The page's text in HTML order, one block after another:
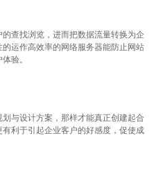
查找浏览，进而把数据流量转换为企
运作高效率的网络服务器能防止网站
验。
与设计方案，那样才能真正创建起合
利于引起企业客户的好感度，促使成